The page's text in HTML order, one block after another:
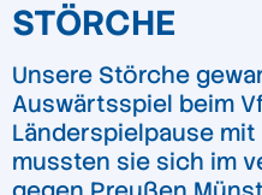
STÖRCHE
Unsere Störche
Auswärtsspiel beim
Länderspielpause
mussten sie sich im